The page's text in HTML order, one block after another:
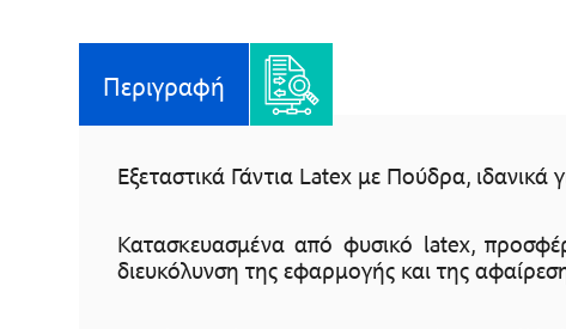
Περιγραφή
Εξεταστικά Γάντια Latex με Πούδρα, ιδανικά
Κατασκευασμένα από φυσικό latex,
διευκόλυνση της εφαρμογής και της